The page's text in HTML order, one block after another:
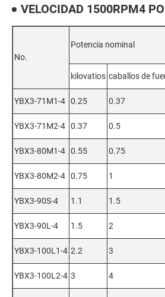
VELOCIDAD 1500RPM4
No.
Potencia nominal
kilovatios caballos de
YBX3-71M1-4 0.25 0.37
YBX3-71M2-4 0.37 0.5
YBX3-80M1-4 0.55 0.75
YBX3-80M2-4 0.75 1
YBX3-90S-4 1.1 1.5
YBX3-90L-4 1.5 2
YBX3-100L1-4 2.2 3
YBX3-100L2-4 3 4